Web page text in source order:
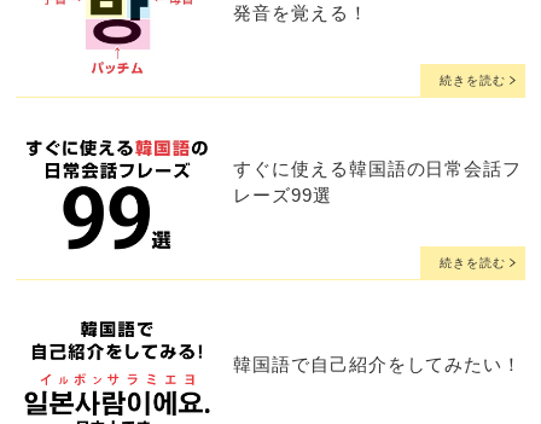
発音を覚える！
続きを読む
すぐに使える韓国語の日常会話フ
レーズ99選
続きを読む
韓国語で自己紹介をしてみたい！